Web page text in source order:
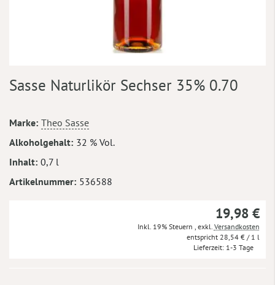
Anfang
springen
Sasse Naturlikör Sechser 35% 0.70
Mehr
Informationen
Marke Theo Sasse
Alkoholgehalt 32 % Vol.
Inhalt 0,7 l
Artikelnummer 536588
19,98 €
Inkl. 19% Steuern exkl. Versandkosten
28,54 € / 1 l
Lieferzeit 1-3 Tage